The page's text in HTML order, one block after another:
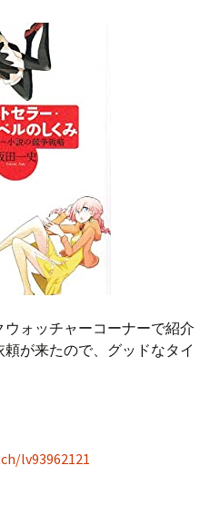
ォッチャーコーナーで紹介
が来たので、グッドなタイ
lv93962121